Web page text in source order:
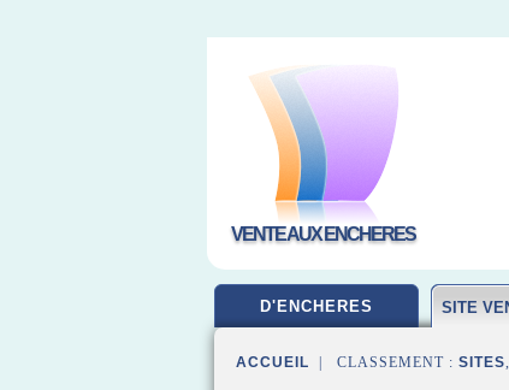
VENTE AUX ENCHERES
D'ENCHERES SITE
ACCUEIL | CLASSEMENT : SITES,